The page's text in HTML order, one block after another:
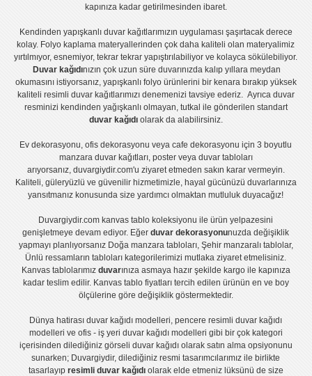
kapınıza kadar getirilmesinden ibaret.
Kendinden yapışkanlı duvar kağıtlarımızın uygulamasışaşırtacak derece
kolay. Folyo kaplama materyallerinden çok daha kaliteli olanmateryalimiz
yırtılmıyor, esnemiyor, tekrar tekrar yapıştırılabiliyor ve kolayca sökülebiliyor.
Duvar kağıdınızın çok uzun süre duvarınızda kalıp yıllara meydan
okumasını istiyorsanız, yapışkanlı folyoürünlerini bir kenara bırakıp yüksek
kaliteli resimli duvar kağıtlarımızı denemenizi tavsiye ederiz. Ayrıca duvar
resminizi kendinden yağışkanlı olmayan, tutkal ile gönderilen standart
duvar kağıdıolarak da alabilirsiniz.
Ev dekorasyonu,ofis dekorasyonu veyacafe dekorasyonu için3 boyutlu
manzara duvar kağıtları, posterveya duvar tabloları
arıyorsanız, duvargiydir.com'u ziyaret etmeden sakın karar vermeyin.
Kaliteli, güleryüzlü ve güvenilir hizmetimizle, hayal gücünüzü duvarlarınıza
yansıtmanız konusunda size yardımcı olmaktan mutluluk duyacağız!
Duvargiydir.com kanvas tablo koleksiyonu ile ürün yelpazesini
genişletmeye devam ediyor. Eğerduvar dekorasyonunuzda değişiklik
yapmayı planlıyorsanız Doğa manzara tabloları, Şehir manzaralı tablolar,
Ünlü ressamların tabloları kategorilerimizi mutlaka ziyaret etmelisiniz.
Kanvas tablolarımız duvarınıza asmaya hazır şekilde kargo ile kapınıza
kadar teslim edilir. Kanvas tablo fiyatlarıtercih edilen ürünün en ve boy
ölçülerine göre değişiklik göstermektedir.
Dünya hatirası duvar kağıdı modelleri,pencere resimli duvar kağıdı
modelleri ve ofis - iş yeri duvar kağıdı modelleri gibi bir çok kategori
içerisinden dilediğiniz görseli duvar kağıdı olarak satın alma opsiyonunu
sunarken; Duvargiydir, dilediğiniz resmi tasarımcılarımız ile birlikte
tasarlayıp resimli duvar kağıdıolarak elde etmeniz lüksünü de size